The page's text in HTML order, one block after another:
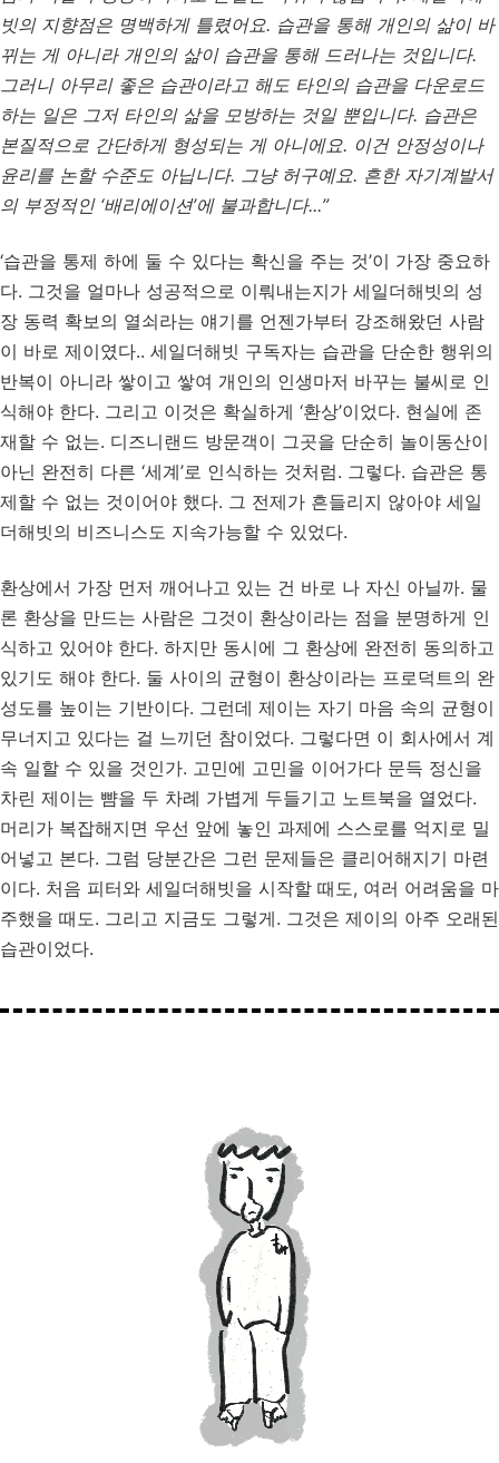
빗의 지향점은 명백하게 틀렸어요. 습관을 통해 개인의 삶이 바
뀌는 게 아니라 개인의 삶이 습관을 통해 드러나는 것입니다.
그러니 아무리 좋은 습관이라고 해도 타인의 습관을 다운로드
하는 일은 그저 타인의 삶을 모방하는 것일 뿐입니다. 습관은
본질적으로 간단하게 형성되는 게 아니에요. 이건 안정성이나
윤리를 논할 수준도 아닙니다. 그냥 허구예요. 흔한 자기계발서
의 부정적인 ‘배리에이션’에 불과합니다...”
‘습관을 통제 하에 둘 수 있다는 확신을 주는 것’이 가장 중요하
다. 그것을 얼마나 성공적으로 이뤄내는지가 세일더해빗의 성
장 동력 확보의 열쇠라는 얘기를 언젠가부터 강조해왔던 사람
이 바로 제이였다.. 세일더해빗 구독자는 습관을 단순한 행위의
반복이 아니라 쌓이고 쌓여 개인의 인생마저 바꾸는 불씨로 인
식해야 한다. 그리고 이것은 확실하게 ‘환상’이었다. 현실에 존
재할 수 없는. 디즈니랜드 방문객이 그곳을 단순히 놀이동산이
아닌 완전히 다른 ‘세계’로 인식하는 것처럼. 그렇다. 습관은 통
제할 수 없는 것이어야 했다. 그 전제가 흔들리지 않아야 세일
더해빗의 비즈니스도 지속가능할 수 있었다.
환상에서 가장 먼저 깨어나고 있는 건 바로 나 자신 아닐까. 물
론 환상을 만드는 사람은 그것이 환상이라는 점을 분명하게 인
식하고 있어야 한다. 하지만 동시에 그 환상에 완전히 동의하고
있기도 해야 한다. 둘 사이의 균형이 환상이라는 프로덕트의 완
성도를 높이는 기반이다. 그런데 제이는 자기 마음 속의 균형이
무너지고 있다는 걸 느끼던 참이었다. 그렇다면 이 회사에서 계
속 일할 수 있을 것인가. 고민에 고민을 이어가다 문득 정신을
차린 제이는 뺨을 두 차례 가볍게 두들기고 노트북을 열었다.
머리가 복잡해지면 우선 앞에 놓인 과제에 스스로를 억지로 밀
어넣고 본다. 그럼 당분간은 그런 문제들은 클리어해지기 마련
이다. 처음 피터와 세일더해빗을 시작할 때도, 여러 어려움을 마
주했을 때도. 그리고 지금도 그렇게. 그것은 제이의 아주 오래된
습관이었다.